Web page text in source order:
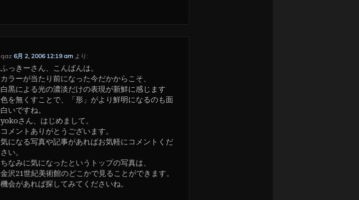
qaz 6月 2, 2006 12:19 am より:
ふっきーさん、こんばんは。
カラーが当たり前になった今だかからこそ、
白黒による光の濃淡だけの表現が新鮮に感じます
色を無くすことで、「形」がより鮮明になるのも面
白いですね。
yokoさん、はじめまして。
コメントありがとうございます。
気になる写真や記事があればお気軽にコメントくだ
さい。
ちなみに気になったというトップの写真は、
金沢21世紀美術館のどこかで見ることができます。
機会があれば探してみてくださいね。